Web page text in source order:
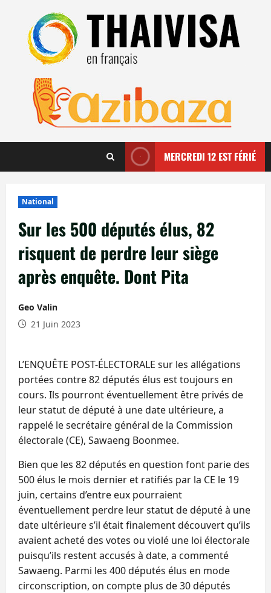
contenu
MERCREDI 12 EST FÉRIÉ
National
Sur les 500 députés élus, 82
risquent de perdre leur siège
après enquête. Dont Pita
Geo Valin
21 Juin 2023
L’ENQUÊTE POST-ÉLECTORALE sur les allégations
portées contre 82 députés élus est toujours en
cours. Ils pourront éventuellement être privés de
leur statut de député à une date ultérieure, a
rappelé le secrétaire général de la Commission
électorale (CE), Sawaeng Boonmee.
Bien que les 82 députés en question font parie des
500 élus le mois dernier et ratifiés par la CE le 19
juin, certains d’entre eux pourraient
éventuellement perdre leur statut de député à une
date ultérieure s’il était finalement découvert qu’ils
avaient acheté des votes ou violé une loi électorale
puisqu’ils restent accusés à date, a commenté
Sawaeng. Parmi les 400 députés élus en mode
circonscription, on compte plus de 30 députés